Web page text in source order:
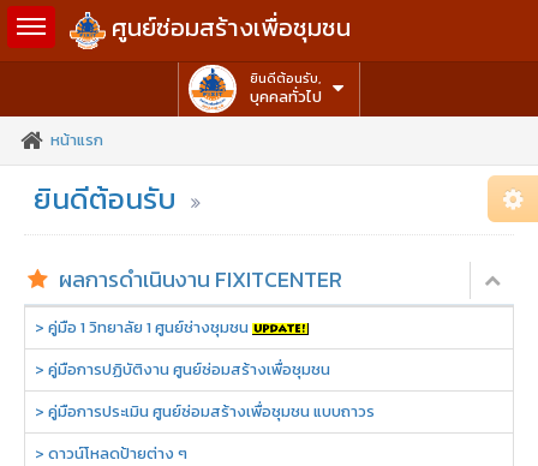
Toggle sidebar ศูนย์ซ่อมสร้างเพื่อชุมชน
ยินดีต้อนรับ,
บุคคลทั่วไป
หน้าแรก
Alt.
ยินดีต้อนรับ
ผลการดำเนินงาน FIXITCENTER
> คู่มือ 1 วิทยาลัย 1 ศูนย์ช่างชุมชน
> คู่มือการปฏิบัติงาน ศูนย์ซ่อมสร้างเพื่อชุมชน
> คู่มือการประเมิน ศูนย์ซ่อมสร้างเพื่อชุมชน แบบถาวร
> ดาวน์โหลดป้ายต่าง ๆ